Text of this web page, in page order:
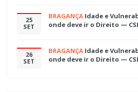
25
SET
BRAGANÇA Idade e
onde deve ir o Direito —
26
SET
BRAGANÇA Idade e
onde deve ir o Direito —